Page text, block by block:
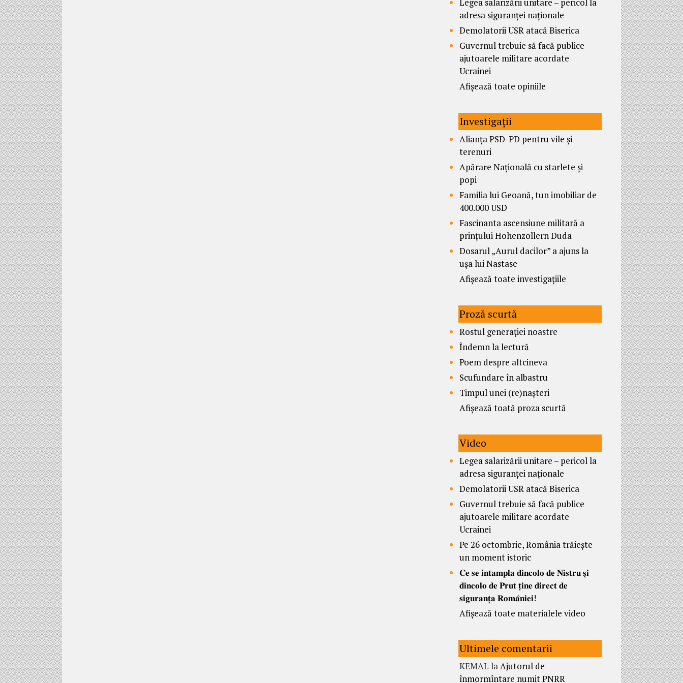
Legea salarizării unitare – pericol la
adresa siguranței naționale
Demolatorii USR atacă Biserica
Guvernul trebuie să facă publice
ajutoarele militare acordate
Ucrainei
Afișează toate opiniile
Investigații
Alianța PSD-PD pentru vile și
terenuri
Apărare Națională cu starlete și
popi
Familia lui Geoană, tun imobiliar de
400.000 USD
Fascinanta ascensiune militară a
prințului Hohenzollern Duda
Dosarul „Aurul dacilor” a ajuns la
ușa lui Nastase
Afișează toate investigațiile
Proză scurtă
Rostul generației noastre
Îndemn la lectură
Poem despre altcineva
Scufundare în albastru
Timpul unei (re)nașteri
Afișează toată proza scurtă
Video
Legea salarizării unitare – pericol la
adresa siguranței naționale
Demolatorii USR atacă Biserica
Guvernul trebuie să facă publice
ajutoarele militare acordate
Ucrainei
Pe 26 octombrie, România trăiește
un moment istoric
𝐂𝐞 𝐬𝐞 𝐢𝐧𝐭𝐚𝐦𝐩𝐥𝐚 𝐝𝐢𝐧𝐜𝐨𝐥𝐨 𝐝𝐞 𝐍𝐢𝐬𝐭𝐫𝐮 𝐬̦𝐢
𝐝𝐢𝐧𝐜𝐨𝐥𝐨 𝐝𝐞 𝐏𝐫𝐮𝐭 𝐭̦𝐢𝐧𝐞 𝐝𝐢𝐫𝐞𝐜𝐭 𝐝𝐞
𝐬𝐢𝐠𝐮𝐫𝐚𝐧𝐭̦𝐚 𝐑𝐨𝐦𝐚̂𝐧𝐢𝐞𝐢!
Afișează toate materialele video
Ultimele comentarii
KEMAL laAjutorul de
înmormîntare numit PNRR